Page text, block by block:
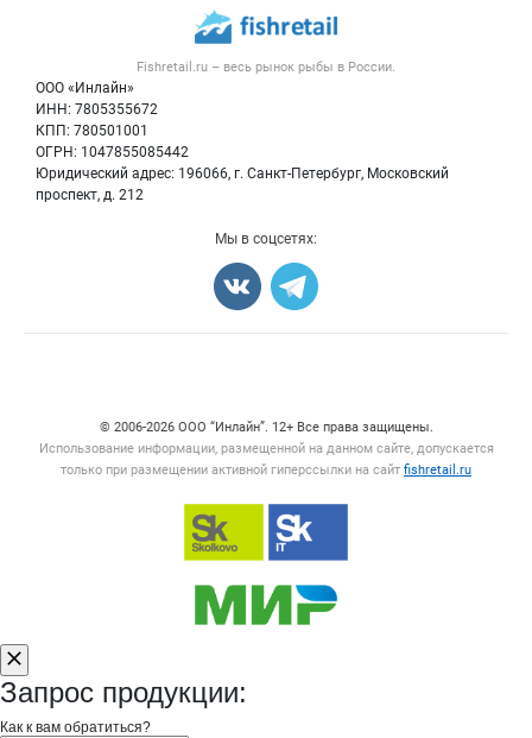
Fishretail.ru – весь рынок рыбы в России.
ООО «Инлайн»
ИНН: 7805355672
КПП: 780501001
ОГРН: 1047855085442
Юридический адрес: 196066, г. Санкт-Петербург, Московский
проспект, д. 212
Публичная оферта
Контактная информация
Политика обработки персональных данных
Новости рынка
Блог
Рыба
Икра
Мы в соцсетях:
© 2006‑2026 ООО “Инлайн”. 12+ Все права защищены.
Использование информации, размещенной на данном сайте, допускается
только при размещении активной гиперссылки на сайт fishretail.ru
Запрос продукции:
Как к вам обратиться?